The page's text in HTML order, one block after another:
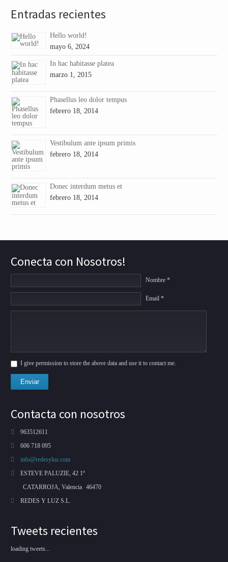
Entradas recientes
Hello world!
mayo 6, 2024
In hac habitasse platea
marzo 1, 2015
Phasellus leo dolor tempus
febrero 18, 2014
Vestibulum ante ipsum primis
febrero 18, 2014
Donec interdum metus et
febrero 18, 2014
Conecta con Nosotros!
Nombre *
Email *
I give permission to store the above data and use it to contact me.
Enviar
Contacta con nosotros
963512611
606 718 095
info@redesyluz.com
ESTEVE PALUZIE, 42 1º
CATARROJA, Valencia 46470
REDES Y LUZ S.L.
Tweets recientes
loading tweets...